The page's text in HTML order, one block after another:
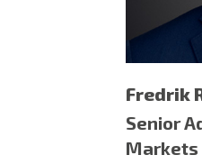
Fredrik
Senior
Markets